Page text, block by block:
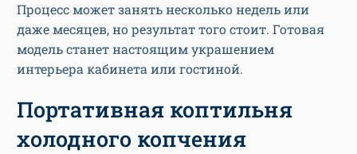
Процесс может занять несколько недель или
даже месяцев, но результат того стоит. Готовая
модель станет настоящим украшением
интерьера кабинета или гостиной.
Портативная коптильня
холодного копчения